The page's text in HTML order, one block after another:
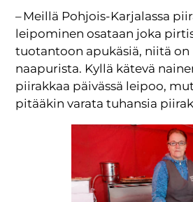
– Meillä Pohjois-Karjalassa
leipominen osataan joka
tuotantoon apukäsiä, niitä
naapurista. Kyllä kätevä
piirakkaa päivässä leipoo,
pitääkin varata tuhansia